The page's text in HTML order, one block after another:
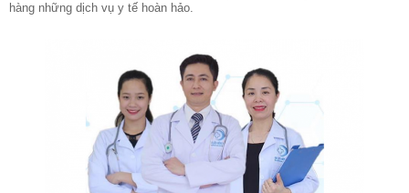
hàng những dịch vụ y tế hoàn hảo.